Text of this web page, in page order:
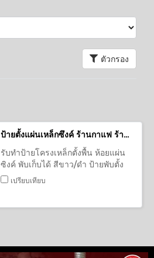
ตัวกรอง
ป้ายตั้งแผ่นเหล็กซึงค์ ร้านกาแฟ ร้านคาเฟ่
รับทำป้ายโครงเหล็กตั้งพื้น ห้อยแผ่น
ซิงค์ พับเก็บได้ สีขาว/ดำ ป้ายพับตั้ง
พื้น สไตล์มินิมอล ป้ายซิงค์ สไตล์
เปรียบเทียบ